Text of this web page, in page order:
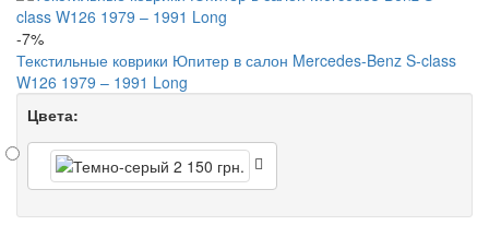
-7%
Текстильные коврики Юпитер в салон Mercedes-Benz S-class
W126 1979 – 1991 Long
Цвета: